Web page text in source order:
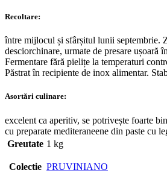
Recoltare:
între mijlocul și sfârșitul lunii septembrie.
desciorchinare, urmate de presare ușoară
Fermentare fără pielițe la temperaturi
Păstrat în recipiente de inox alimentar.
Asortări culinare:
excelent ca aperitiv, se potrivește foarte
cu preparate mediteraneene din paste cu
Greutate 1 kg
Colectie PRUVINIANO